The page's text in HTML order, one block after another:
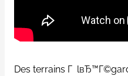
Des terrains Г